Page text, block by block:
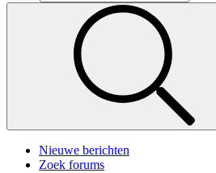
Nieuwe berichten
Zoek forums